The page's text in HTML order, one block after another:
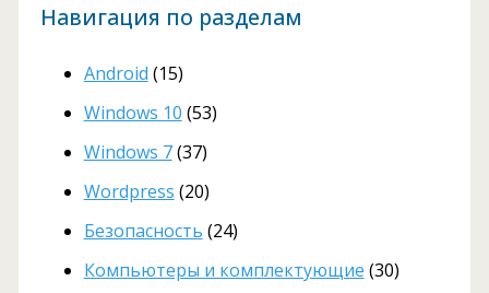
Навигация по разделам
Android (15)
Windows 10 (53)
Windows 7(37)
Wordpress (20)
Безопасность (24)
Компьютеры и комплектующие (30)